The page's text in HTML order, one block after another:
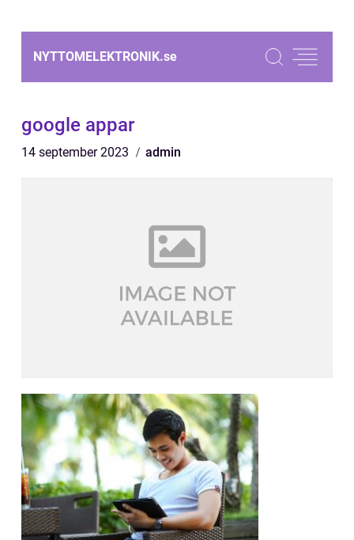
NYTTOMELEKTRONIK.se
google appar
14 september 2023 admin